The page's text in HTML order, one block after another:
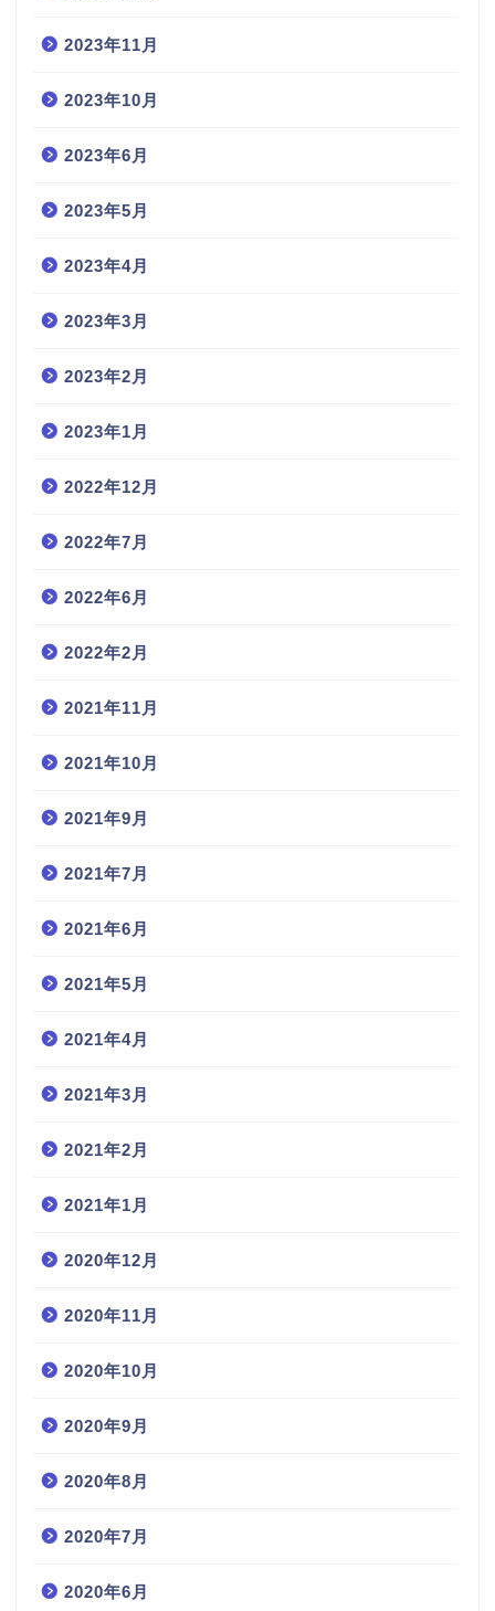
2023年11月
2023年10月
2023年6月
2023年5月
2023年4月
2023年3月
2023年2月
2023年1月
2022年12月
2022年7月
2022年6月
2022年2月
2021年11月
2021年10月
2021年9月
2021年7月
2021年6月
2021年5月
2021年4月
2021年3月
2021年2月
2021年1月
2020年12月
2020年11月
2020年10月
2020年9月
2020年8月
2020年7月
2020年6月